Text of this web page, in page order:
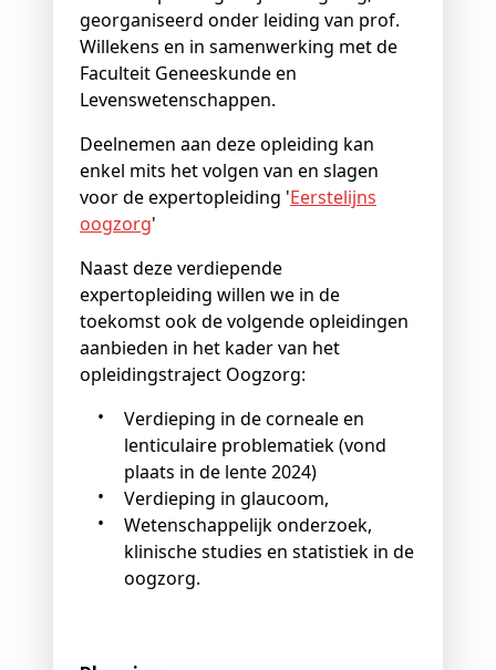
georganiseerd onder leiding van prof.
Willekens en in samenwerking met de
Faculteit Geneeskunde en
Levenswetenschappen.
Deelnemen aan deze opleiding kan
enkel mits het volgen van en slagen
voor de expertopleiding 'Eerstelijns
oogzorg'
Naast deze verdiepende
expertopleiding willen we in de
toekomst ook de volgende opleidingen
aanbieden in het kader van het
opleidingstraject Oogzorg:
Verdieping in de corneale en
lenticulaire problematiek (vond
plaats in de lente 2024)
Verdieping in glaucoom,
Wetenschappelijk onderzoek,
klinische studies en statistiek in de
oogzorg.